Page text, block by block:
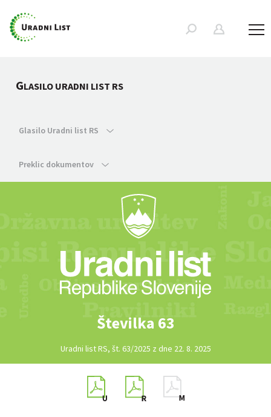
GLASILO URADNI LIST RS
Glasilo Uradni list RS
Preklic dokumentov
Številka 63
Uradni list RS, št. 63/2025 z dne 22. 8. 2025